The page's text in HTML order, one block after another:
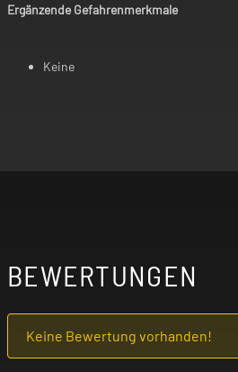
Ergänzende Gefahrenmerkmale
Keine
BEWERTUNGEN
Keine Bewertung vorhanden!